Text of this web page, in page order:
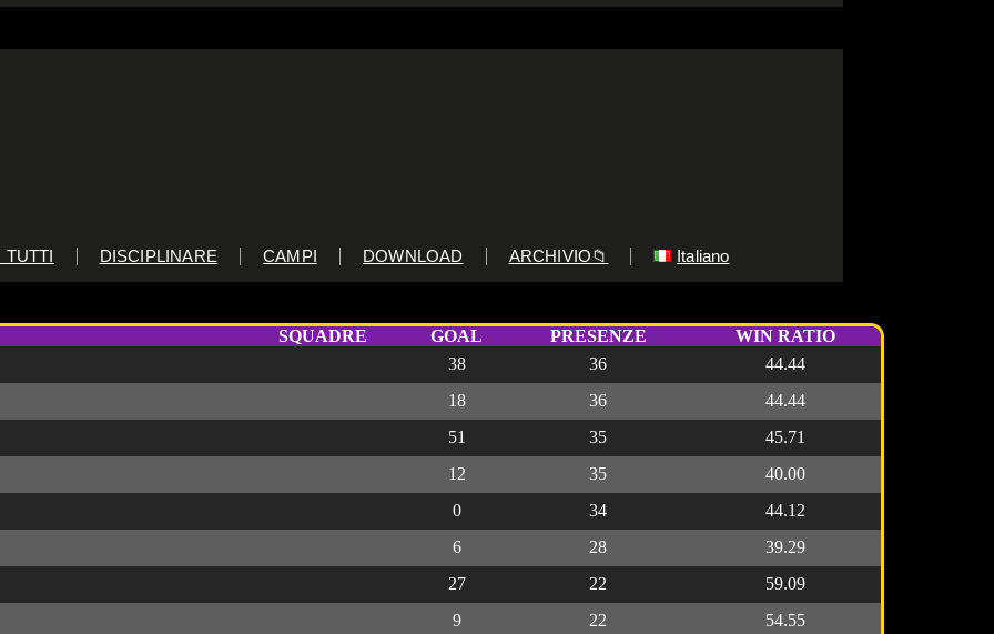
TUTTI DISCIPLINARE CAMPI DOWNLOAD ARCHIVIO📁 Italiano
SQUADRE GOAL PRESENZE
WIN RATIO
38 36
44.44
18 36
44.44
51 35
45.71
12 35
40.00
0 34
44.12
6 28
39.29
27 22
59.09
9 22
54.55